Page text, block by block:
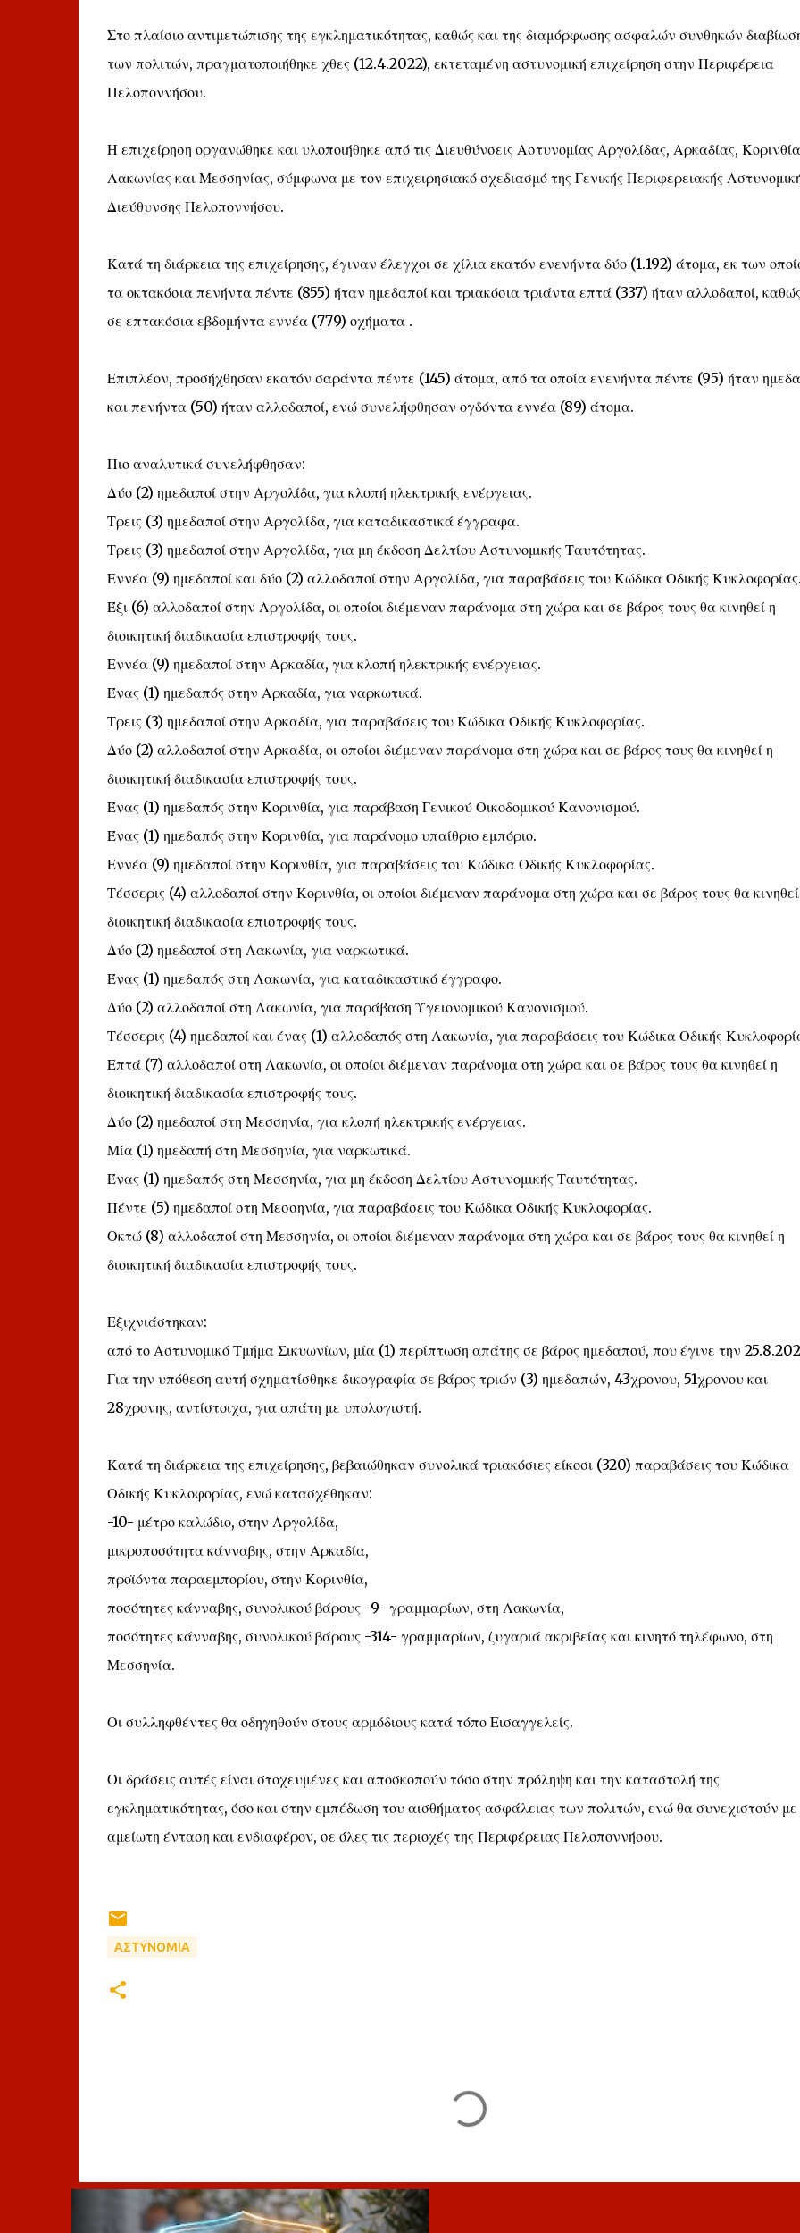
Στο πλαίσιο αντιμετώπισης της εγκληματικότητας, καθώς και της διαμόρφωσης ασφαλών συνθηκών
των πολιτών, πραγματοποιήθηκε χθες (12.4.2022), εκτεταμένη αστυνομική επιχείρηση στην Περιφέρεια
Πελοποννήσου.
Η επιχείρηση οργανώθηκε και υλοποιήθηκε από τις Διευθύνσεις Αστυνομίας Αργολίδας, Αρκαδίας,
Λακωνίας και Μεσσηνίας, σύμφωνα με τον επιχειρησιακό σχεδιασμό της Γενικής Περιφερειακής
Διεύθυνσης Πελοποννήσου.
Κατά τη διάρκεια της επιχείρησης, έγιναν έλεγχοι σε χίλια εκατόν ενενήντα δύο (1.192) άτομα, εκ των
τα οκτακόσια πενήντα πέντε (855) ήταν ημεδαποί και τριακόσια τριάντα επτά (337) ήταν αλλοδαποί,
σε επτακόσια εβδομήντα εννέα (779) οχήματα .
Επιπλέον, προσήχθησαν εκατόν σαράντα πέντε (145) άτομα, από τα οποία ενενήντα πέντε (95) ήταν
και πενήντα (50) ήταν αλλοδαποί, ενώ συνελήφθησαν ογδόντα εννέα (89) άτομα.
Πιο αναλυτικά συνελήφθησαν:
Δύο (2) ημεδαποί στην Αργολίδα, για κλοπή ηλεκτρικής ενέργειας.
Τρεις (3) ημεδαποί στην Αργολίδα, για καταδικαστικά έγγραφα.
Τρεις (3) ημεδαποί στην Αργολίδα, για μη έκδοση Δελτίου Αστυνομικής Ταυτότητας.
Εννέα (9) ημεδαποί και δύο (2) αλλοδαποί στην Αργολίδα, για παραβάσεις του Κώδικα Οδικής
Έξι (6) αλλοδαποί στην Αργολίδα, οι οποίοι διέμεναν παράνομα στη χώρα και σε βάρος τους θα κινηθεί η
διοικητική διαδικασία επιστροφής τους.
Εννέα (9) ημεδαποί στην Αρκαδία, για κλοπή ηλεκτρικής ενέργειας.
Ένας (1) ημεδαπός στην Αρκαδία, για ναρκωτικά.
Τρεις (3) ημεδαποί στην Αρκαδία, για παραβάσεις του Κώδικα Οδικής Κυκλοφορίας.
Δύο (2) αλλοδαποί στην Αρκαδία, οι οποίοι διέμεναν παράνομα στη χώρα και σε βάρος τους θα κινηθεί η
διοικητική διαδικασία επιστροφής τους.
Ένας (1) ημεδαπός στην Κορινθία, για παράβαση Γενικού Οικοδομικού Κανονισμού.
Ένας (1) ημεδαπός στην Κορινθία, για παράνομο υπαίθριο εμπόριο.
Εννέα (9) ημεδαποί στην Κορινθία, για παραβάσεις του Κώδικα Οδικής Κυκλοφορίας.
Τέσσερις (4) αλλοδαποί στην Κορινθία, οι οποίοι διέμεναν παράνομα στη χώρα και σε βάρος τους θα
διοικητική διαδικασία επιστροφής τους.
Δύο (2) ημεδαποί στη Λακωνία, για ναρκωτικά.
Ένας (1) ημεδαπός στη Λακωνία, για καταδικαστικό έγγραφο.
Δύο (2) αλλοδαποί στη Λακωνία, για παράβαση Υγειονομικού Κανονισμού.
Τέσσερις (4) ημεδαποί και ένας (1) αλλοδαπός στη Λακωνία, για παραβάσεις του Κώδικα Οδικής
Επτά (7) αλλοδαποί στη Λακωνία, οι οποίοι διέμεναν παράνομα στη χώρα και σε βάρος τους θα κινηθεί η
διοικητική διαδικασία επιστροφής τους.
Δύο (2) ημεδαποί στη Μεσσηνία, για κλοπή ηλεκτρικής ενέργειας.
Μία (1) ημεδαπή στη Μεσσηνία, για ναρκωτικά.
Ένας (1) ημεδαπός στη Μεσσηνία, για μη έκδοση Δελτίου Αστυνομικής Ταυτότητας.
Πέντε (5) ημεδαποί στη Μεσσηνία, για παραβάσεις του Κώδικα Οδικής Κυκλοφορίας.
Οκτώ (8) αλλοδαποί στη Μεσσηνία, οι οποίοι διέμεναν παράνομα στη χώρα και σε βάρος τους θα κινηθεί η
διοικητική διαδικασία επιστροφής τους.
Εξιχνιάστηκαν:
από το Αστυνομικό Τμήμα Σικυωνίων, μία (1) περίπτωση απάτης σε βάρος ημεδαπού, που έγινε την
Για την υπόθεση αυτή σχηματίσθηκε δικογραφία σε βάρος τριών (3) ημεδαπών, 43χρονου, 51χρονου και
28χρονης, αντίστοιχα, για απάτη με υπολογιστή.
Κατά τη διάρκεια της επιχείρησης, βεβαιώθηκαν συνολικά τριακόσιες είκοσι (320) παραβάσεις του Κώδικα
Οδικής Κυκλοφορίας, ενώ κατασχέθηκαν:
-10- μέτρο καλώδιο, στην Αργολίδα,
μικροποσότητα κάνναβης, στην Αρκαδία,
προϊόντα παραεμπορίου, στην Κορινθία,
ποσότητες κάνναβης, συνολικού βάρους -9- γραμμαρίων, στη Λακωνία,
ποσότητες κάνναβης, συνολικού βάρους -314- γραμμαρίων, ζυγαριά ακριβείας και κινητό τηλέφωνο, στη
Μεσσηνία.
Οι συλληφθέντες θα οδηγηθούν στους αρμόδιους κατά τόπο Εισαγγελείς.
Οι δράσεις αυτές είναι στοχευμένες και αποσκοπούν τόσο στην πρόληψη και την καταστολή της
εγκληματικότητας, όσο και στην εμπέδωση του αισθήματος ασφάλειας των πολιτών, ενώ θα συνεχιστούν με
αμείωτη ένταση και ενδιαφέρον, σε όλες τις περιοχές της Περιφέρειας Πελοποννήσου.
ΑΣΤΥΝΟΜΙΑ
λ